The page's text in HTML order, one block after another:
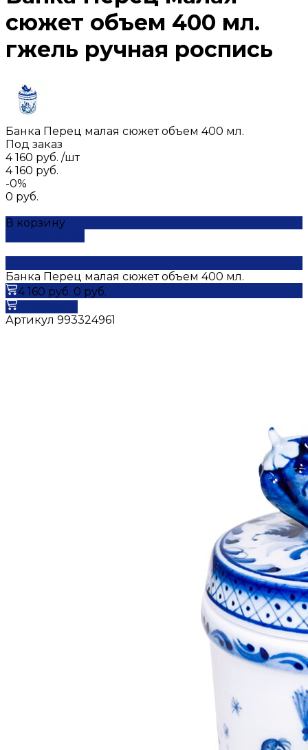
сюжет объем 400 мл.
гжель ручная роспись
Банка Перец малая сюжет объем 400 мл.
Под заказ
4 160 руб. /шт
4 160 руб.
-0%
0 руб.
В корзину
Банка Перец малая сюжет объем 400 мл.
4 160 руб. 0 руб.
Артикул 993324961